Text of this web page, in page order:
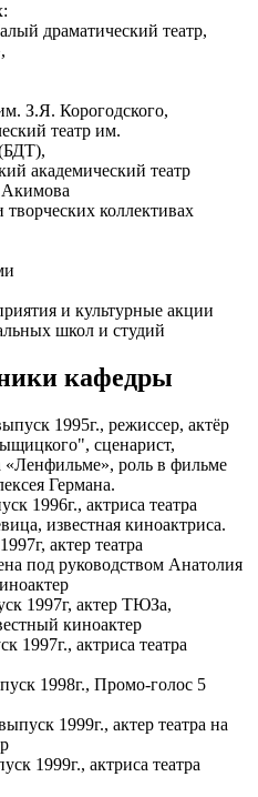
драматический театр,
З.Я. Корогодского,
театр им.
академический театр
коллективах
и культурные акции
школ и студий
кафедры
1995г., режиссер, актёр
сценарист,
роль в фильме
Германа.
1996г., актриса театра
известная киноактриса.
актер театра
под руководством Анатолия
1997г, актер ТЮЗа,
киноактер
1997г., актриса театра
1998г., Промо-голос 5
1999г., актер театра на
1999г., актриса театра